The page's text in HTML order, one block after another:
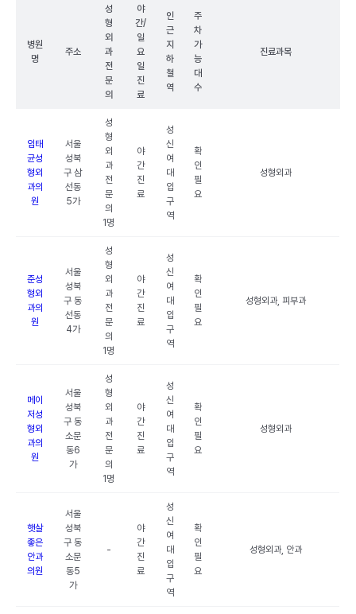
병원
명
주소
성
형
외
과
전
문
의
야
간/
일
요
일
진
료
인
근
지
하
철
역
주
차
가
능
대
수
진료과목
임태
균성
형외
과의
원
서울
성북
구 삼
선동
5가
성
형
외
과
전
문
의
1명
야
간
진
료
성
신
여
대
입
구
역
확
인
필
요
성형외과
준성
형외
과의
원
서울
성북
구 동
선동
4가
성
형
외
과
전
문
의
1명
야
간
진
료
성
신
여
대
입
구
역
확
인
필
요
성형외과, 피부과
메이
저성
형외
과의
원
서울
성북
구 동
소문
동6
가
성
형
외
과
전
문
의
1명
야
간
진
료
성
신
여
대
입
구
역
확
인
필
요
성형외과
햇살
좋은
안과
의원
서울
성북
구 동
소문
동5
가
-
야
간
진
료
성
신
여
대
입
구
역
확
인
필
요
성형외과, 안과